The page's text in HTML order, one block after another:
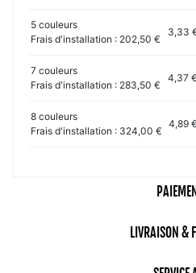
5 couleurs
Frais d'installation : 202,50 €
3,33
7 couleurs
Frais d'installation : 283,50 €
4,37 €
8 couleurs
Frais d'installation : 324,00 €
4,89 €
LIVRAISON &